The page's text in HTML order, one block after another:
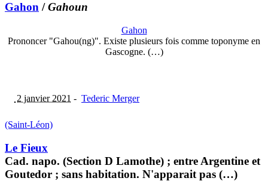
Gahon /Gahoun
Gahon
Prononcer "Gahou(ng)". Existe plusieurs fois comme toponyme en
Gascogne. (…)
2 janvier 2021 - Tederic Merger
(Saint-Léon)
Le Fieux
Cad. napo. (Section D Lamothe) ; entre Argentine et
Goutedor ; sans habitation. N'apparait pas (…)